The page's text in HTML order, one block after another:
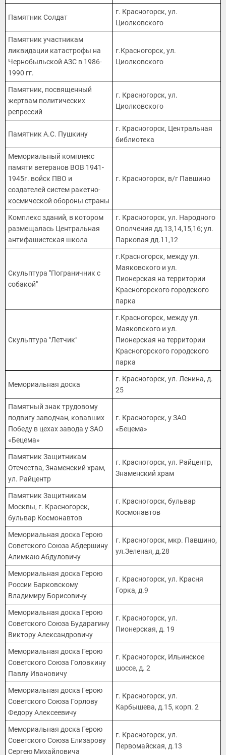
Памятник Солдат
г. Красногорск, ул.
Циолковского
Памятник участникам
ликвидации катастрофы на
Чернобыльской АЗС в 1986-
1990 гг.
г.Красногорск, ул.
Циолковского
Памятник, посвященный
жертвам политических
репрессий
г. Красногорск, ул.
Циолковского
Памятник А.С. Пушкину
г. Красногорск, Центральная
библиотека
Мемориальный комплекс
памяти ветеранов ВОВ 1941-
1945г. войск ПВО и
создателей систем ракетно-
космической обороны страны
г. Красногорск, в/г Павшино
Комплекс зданий, в котором
размещалась Центральная
антифашистская школа
г. Красногорск, ул. Народного
Ополчения дд.13,14,15,16; ул.
Парковая дд.11,12
Скульптура "Пограничник с
собакой"
г.Красногорск, между ул.
Маяковского и ул.
Пионерская на территории
Красногорского городского
парка
Скульптура "Летчик"
г.Красногорск, между ул.
Маяковского и ул.
Пионерская на территории
Красногорского городского
парка
Мемориальная доска
г. Красногорск, ул. Ленина, д.
25
Памятный знак трудовому
подвигу заводчан, ковавших
Победу в цехах завода у ЗАО
«Бецема»
г. Красногорск, у ЗАО
«Бецема»
Памятник Защитникам
Отечества, Знаменский храм,
ул. Райцентр
г. Красногорск, ул. Райцентр,
Знаменский храм
Памятник Защитникам
Москвы, г. Красногорск,
бульвар Космонавтов
г. Красногорск, бульвар
Космонавтов
Мемориальная доска Герою
Советского Союза Абдершину
Алимкаю Абдуловичу
г. Красногорск, мкр. Павшино,
ул.Зеленая, д.28
Мемориальная доска Герою
России Барковскому
Владимиру Борисовичу
г. Красногорск, ул. Красня
Горка, д.9
Мемориальная доска Герою
Советского Союза Бударагину
Виктору Александровичу
г. Красногорск, ул.
Пионерская, д. 19
Мемориальная доска Герою
Советского Союза Головкину
Павлу Ивановичу
г. Красногорск, Ильинское
шоссе, д. 2
Мемориальная доска Герою
Советского Союза Горлову
Федору Алексеевичу
г. Красногорск, ул.
Карбышева, д.15, корп. 2
Мемориальная доска Герою
Советского Союза Елизарову
Сергею Михайловича
г. Красногорск, ул.
Первомайская, д.13